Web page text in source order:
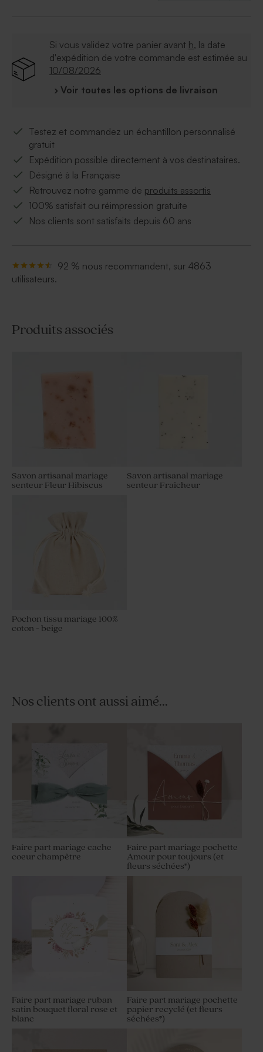
Si vous validez votre panier avant h, la date
d'expédition de votre commande est estimée au
10/08/2026
› Voir toutes les options de livraison
Testez et commandez un échantillon personnalisé
gratuit
Expédition possible directement à vos destinataires.
Désigné à la Française
Retrouvez notre gamme de produits assortis
100% satisfait ou réimpression gratuite
Nos clients sont satisfaits depuis 60 ans
92 % nous recommandent, sur 4863
utilisateurs.
Produits associés
Savon artisanal mariage
senteur Fleur Hibiscus
Savon artisanal mariage
senteur Fraîcheur
Pochon tissu mariage 100%
coton - beige
Nos clients ont aussi aimé...
Faire part mariage cache
coeur champêtre
Faire part mariage pochette
Amour pour toujours (et
fleurs séchées*)
Faire part mariage ruban
satin bouquet floral rose et
blanc
Faire part mariage pochette
papier recyclé (et fleurs
séchées*)